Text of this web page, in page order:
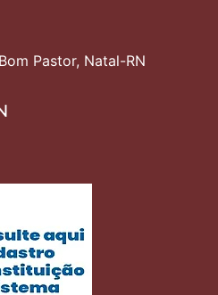
Pastor, Natal-RN